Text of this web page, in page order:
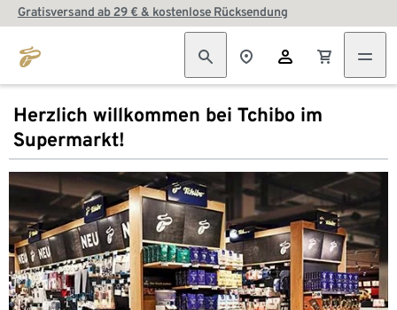
Gratisversand ab 29 € & kostenlose Rücksendung
Herzlich willkommen bei Tchibo im
Supermarkt!